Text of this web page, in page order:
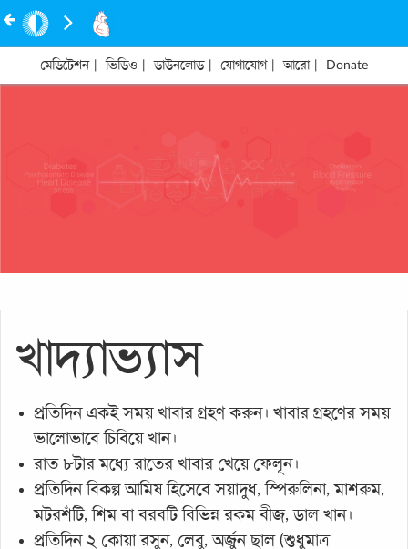
মেডিটেশন ভিডিও ডাউনলোড যোগাযোগ আরো Donate
খাদ্যাভ্যাস
প্রতিদিন একই সময় খাবার গ্রহণ করুন। খাবার গ্রহণের সময়
ভালোভাবে চিবিয়ে খান।
রাত ৮টার মধ্যে রাতের খাবার খেয়ে ফেলূন।
প্রতিদিন বিকল্প আমিষ হিসেবে সয়াদুধ, স্পিরুলিনা, মাশরুম,
মটরশঁটি, শিম বা বরবটি বিভিন্ন রকম বীজ, ডাল খান।
প্রতিদিন ২ কোয়া রসুন, লেবু, অর্জুন ছাল (শুধুমাত্র